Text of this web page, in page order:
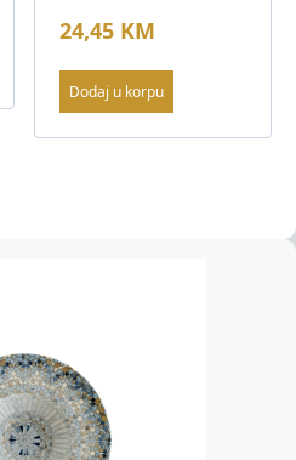
24,45 KM
Dodaj u korpu